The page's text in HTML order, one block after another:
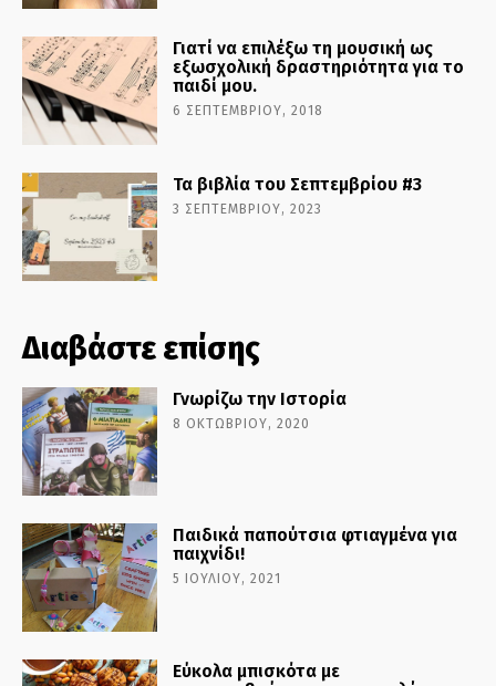
Γιατί να επιλέξω τη μουσική ως
εξωσχολική δραστηριότητα για το
παιδί μου.
6 ΣΕΠΤΕΜΒΡΊΟΥ, 2018
Τα βιβλία του Σεπτεμβρίου #3
3 ΣΕΠΤΕΜΒΡΊΟΥ, 2023
Διαβάστε επίσης
Γνωρίζω την Ιστορία
8 ΟΚΤΩΒΡΊΟΥ, 2020
Παιδικά παπούτσια φτιαγμένα για
παιχνίδι!
5 ΙΟΥΛΊΟΥ, 2021
Εύκολα μπισκότα με